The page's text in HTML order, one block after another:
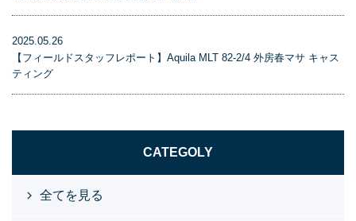
2025.05.26
【フィールドスタッフレポート】Aquila MLT 82-2/4 外房春マサ キャス
ティング
CATEGOLY
全てを見る